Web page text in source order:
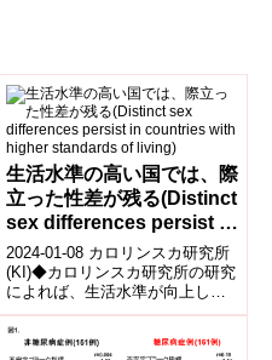
生活水準の高い国では、際
立った性差が残る(Distinct
sex differences persist in
countries with higher
standards of living)
2024-01-08 カロリンスカ研究所
(KI)◆カロリンスカ研究所の研究
によれば、生活水準が向上して
も、心理的な性差が続くことが
分かりました。女性は特に改善
さ...